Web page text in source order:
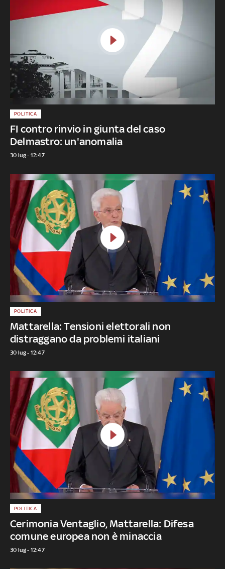
FI contro rinvio in giunta del caso
Delmastro: un'anomalia
POLITICA
30 lug - 12:47
Mattarella: Tensioni elettorali non
distraggano da problemi italiani
POLITICA
30 lug - 12:47
Cerimonia Ventaglio, Mattarella: Difesa
comune europea non è minaccia
POLITICA
30 lug - 12:47